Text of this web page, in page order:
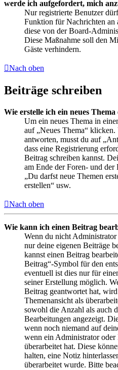
werde ich aufgefordert, mich
Nur registrierte Benutzer
Funktion für Nachrichten an
diese von der Board-
Diese Maßnahme soll den
Gäste verhindern.
Nach oben
Beiträge schreiben
Wie erstelle ich ein neues
Um ein neues Thema in
auf „Neues Thema“
antworten, musst du auf
dass eine Registrierung
Beitrag schreiben kannst.
am Ende der Foren- und
„Du darfst neue Themen
erstellen“ usw.
Nach oben
Wie kann ich einen Beitrag
Wenn du nicht
nur deine eigenen Beiträge
kannst einen Beitrag
Beitrag“-Symbol für den
eventuell ist dies nur für
seiner Erstellung möglich.
Beitrag geantwortet hat,
Themenansicht als
sowohl die Anzahl als auch
Bearbeitungen angezeigt.
wenn noch niemand auf
wenn ein Administrator
überarbeitet hat. Diese
halten, eine Notiz
überarbeitet wurde. Bitte